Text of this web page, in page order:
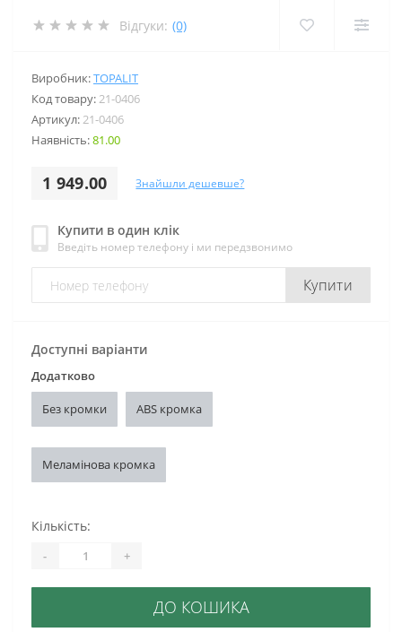
Відгуки: (0)
Виробник:TOPALIT
Код товару:21-0406
Артикул:21-0406
Наявність:81.00
1 949.00 Знайшли дешевше?
Купити в один клік
Введіть номер телефону і ми передзвонимо
Купити
Доступні варіанти
Додатково
Без кромки ABS кромка
Меламінова кромка
Кількість:
- +
ДО КОШИКА